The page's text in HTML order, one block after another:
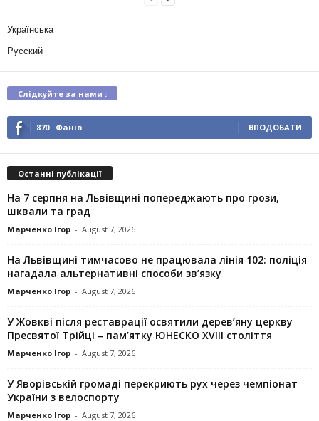
Українська
Русский
Слідкуйте за нами :
870 Фанів ВПОДОБАТИ
Останні публікації
На 7 серпня на Львівщині попереджають про грози,
шквали та град
Марченко Ігор - August 7, 2026
На Львівщині тимчасово не працювала лінія 102: поліція
нагадала альтернативні способи зв’язку
Марченко Ігор - August 7, 2026
У Жовкві після реставрації освятили дерев’яну церкву
Пресвятої Трійці – пам’ятку ЮНЕСКО XVIII століття
Марченко Ігор - August 7, 2026
У Яворівській громаді перекриють рух через чемпіонат
України з велоспорту
Марченко Ігор - August 7, 2026